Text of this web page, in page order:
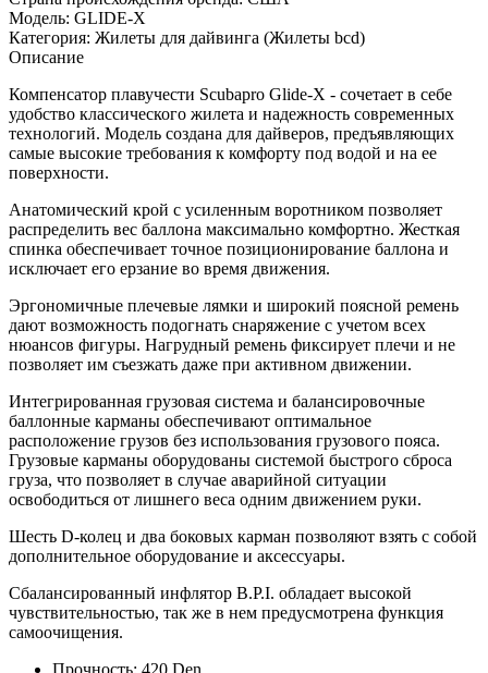
Модель: GLIDE-X
Категория: Жилеты для дайвинга (Жилеты bcd)
Описание
Компенсатор плавучести Scubapro Glide-X - сочетает в себе
удобство классического жилета и надежность современных
технологий. Модель создана для дайверов, предъявляющих
самые высокие требования к комфорту под водой и на ее
поверхности.
Анатомический крой с усиленным воротником позволяет
распределить вес баллона максимально комфортно. Жесткая
спинка обеспечивает точное позиционирование баллона и
исключает его ерзание во время движения.
Эргономичные плечевые лямки и широкий поясной ремень
дают возможность подогнать снаряжение с учетом всех
нюансов фигуры. Нагрудный ремень фиксирует плечи и не
позволяет им съезжать даже при активном движении.
Интегрированная грузовая система и балансировочные
баллонные карманы обеспечивают оптимальное
расположение грузов без использования грузового пояса.
Грузовые карманы оборудованы системой быстрого сброса
груза, что позволяет в случае аварийной ситуации
освободиться от лишнего веса одним движением руки.
Шесть D-колец и два боковых карман позволяют взять с собой
дополнительное оборудование и аксессуары.
Сбалансированный инфлятор B.P.I. обладает высокой
чувствительностью, так же в нем предусмотрена функция
самоочищения.